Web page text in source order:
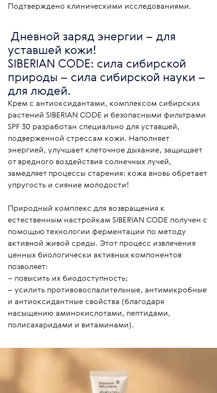
Подтверждено клиническими исследованиями.
уставшей кожи!
SIBERIAN CODE: сила сибирской
природы – сила сибирской науки –
для людей.
Крем с антиоксидантами, комплексом сибирских
растений SIBERIAN CODE и безопасными фильтрами
SPF 30 разработан специально для уставшей,
подверженной стрессам кожи. Наполняет
энергией, улучшает клеточное дыхание, защищает
от вредного воздействия солнечных лучей,
замедляет процессы старения: кожа вновь обретает
упругость и сияние молодости!
Природный комплекс для возвращения к
естественным настройкам SIBERIAN CODE получен с
помощью технологии ферментации по методу
активной живой среды. Этот процесс извлечения
ценных биологически активных компонентов
позволяет:
– повысить их биодоступность;
– усилить противовоспалительные, антимикробные
и антиоксидантные свойства (благодаря
насыщению аминокислотами, пептидами,
полисахаридами и витаминами).